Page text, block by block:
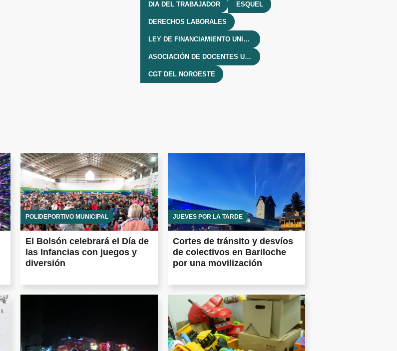
DIA DEL TRABAJADOR ESQUEL
DERECHOS LABORALES
LEY DE FINANCIAMIENTO UNIVERSITARIO
ASOCIACIÓN DE DOCENTES UNIVERSITARIOS
CGT DEL NOROESTE
POLIDEPORTIVO MUNICIPAL
El Bolsón celebrará el Día de
las Infancias con juegos y
diversión
JUEVES POR LA TARDE
Cortes de tránsito y desvíos
de colectivos en Bariloche
por una movilización